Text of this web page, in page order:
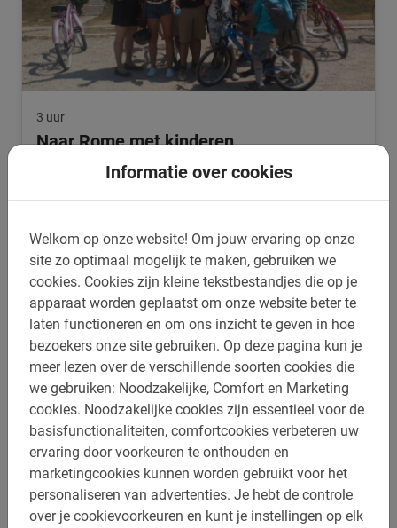
Informatie over cookies
Welkom op onze website! Om jouw ervaring op onze
site zo optimaal mogelijk te maken, gebruiken we
cookies. Cookies zijn kleine tekstbestandjes die op je
apparaat worden geplaatst om onze website beter te
laten functioneren en om ons inzicht te geven in hoe
bezoekers onze site gebruiken. Op deze pagina kun je
meer lezen over de verschillende soorten cookies die
we gebruiken: Noodzakelijke, Comfort en Marketing
cookies. Noodzakelijke cookies zijn essentieel voor de
basisfunctionaliteiten, comfortcookies verbeteren uw
ervaring door voorkeuren te onthouden en
marketingcookies kunnen worden gebruikt voor het
personaliseren van advertenties. Je hebt de controle
over je cookievoorkeuren en kunt je instellingen op elk
3 uur
Naar Rome met kinderen
Bezoek je binnenkort Rome en reizen de kinderen mee?
Speciale kinderkorting.
€ 42,50